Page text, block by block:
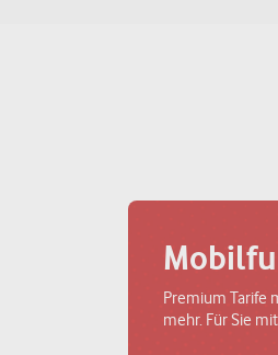
Premium Tarife
mehr. Für Sie mit